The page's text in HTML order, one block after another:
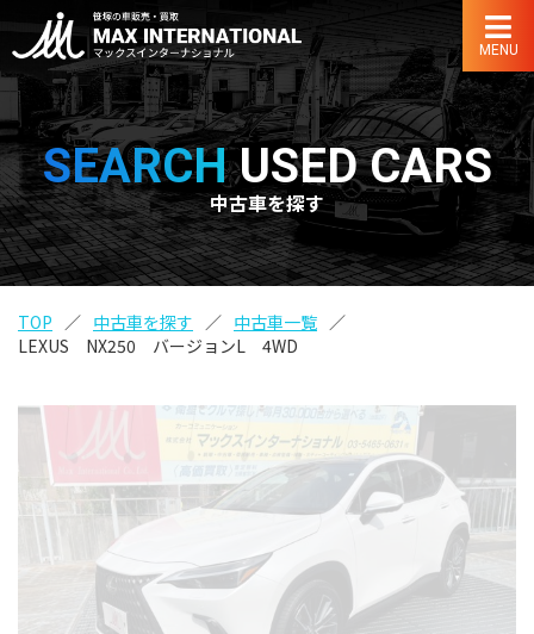
MENU
SEARCHUSED CARS
中古車を探す
TOP 中古車を探す
中古車一覧
LEXUS NX250 バージョンL 4WD